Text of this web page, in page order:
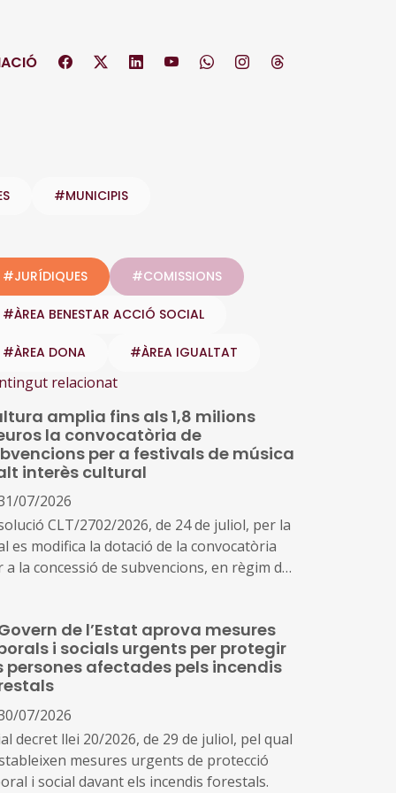
#MUNICIPIS
#JURÍDIQUES #COMISSIONS
#ÀREA BENESTAR ACCIÓ SOCIAL
#ÀREA DONA #ÀREA IGUALTAT
relacionat
amplia fins als 1,8 milions
la convocatòria de
per a festivals de música
interès cultural
07/2026
CLT/2702/2026, de 24 de juliol, per la
es modifica la dotació de la convocatòria
a la concessió de subvencions, en règim de
de l’Estat aprova mesures
i socials urgents per protegir
persones afectades pels incendis
07/2026
decret llei 20/2026, de 29 de juliol, pel qual
mesures urgents de protecció
i social davant els incendis forestals.